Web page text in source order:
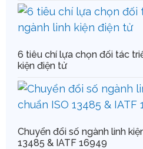
6 tiêu chí lựa chọn đối tác
kiện điện tử
Chuyển đổi số ngành linh
13485 & IATF 16949